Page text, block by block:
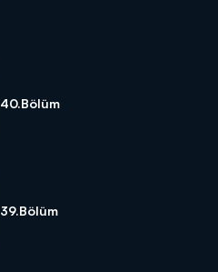
40.Bölüm
39.Bölüm